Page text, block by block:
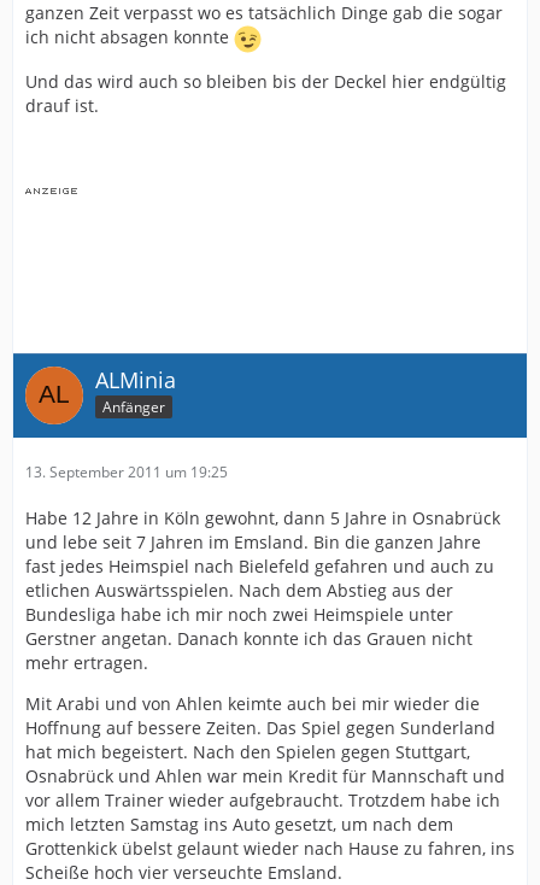
ganzen Zeit verpasst wo es tatsächlich Dinge gab die sogar
ich nicht absagen konnte
Und das wird auch so bleiben bis der Deckel hier endgültig
drauf ist.
ALMinia
Anfänger
13. September 2011 um 19:25
Habe 12 Jahre in Köln gewohnt, dann 5 Jahre in Osnabrück
und lebe seit 7 Jahren im Emsland. Bin die ganzen Jahre
fast jedes Heimspiel nach Bielefeld gefahren und auch zu
etlichen Auswärtsspielen. Nach dem Abstieg aus der
Bundesliga habe ich mir noch zwei Heimspiele unter
Gerstner angetan. Danach konnte ich das Grauen nicht
mehr ertragen.
Mit Arabi und von Ahlen keimte auch bei mir wieder die
Hoffnung auf bessere Zeiten. Das Spiel gegen Sunderland
hat mich begeistert. Nach den Spielen gegen Stuttgart,
Osnabrück und Ahlen war mein Kredit für Mannschaft und
vor allem Trainer wieder aufgebraucht. Trotzdem habe ich
mich letzten Samstag ins Auto gesetzt, um nach dem
Grottenkick übelst gelaunt wieder nach Hause zu fahren, ins
Scheiße hoch vier verseuchte Emsland.